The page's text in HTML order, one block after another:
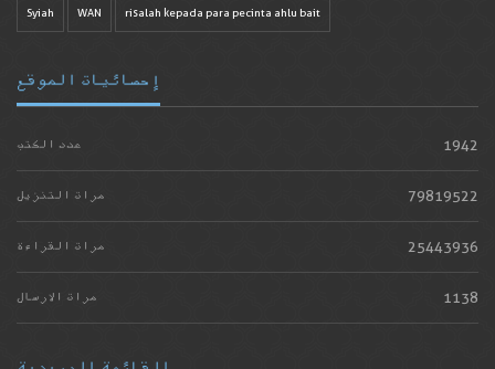
Syiah WAN risalah kepada para pecinta ahlu bait
إحصائيات الموقع
عدد الكتب 1942
مرات التنزيل 79819522
مرات القراءة 25443936
مرات الارسال 1138